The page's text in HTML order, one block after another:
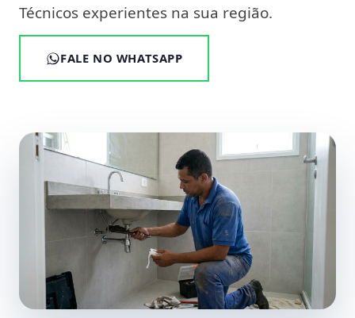
Técnicos experientes na sua região.
FALE NO WHATSAPP